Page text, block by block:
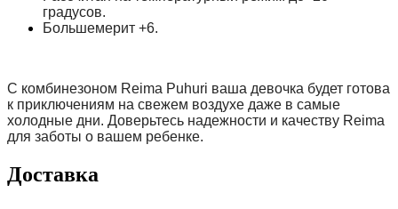
градусов.
Большемерит +6.
С комбинезоном Reima Puhuri ваша девочка будет готова
к приключениям на свежем воздухе даже в самые
холодные дни. Доверьтесь надежности и качеству Reima
для заботы о вашем ребенке.
Доставка